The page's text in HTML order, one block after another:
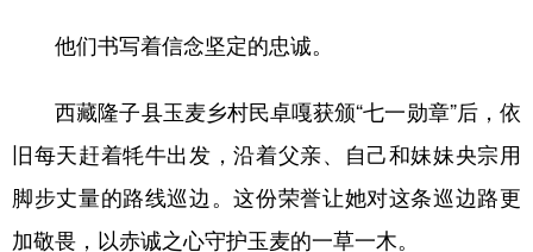
他们书写着信念坚定的忠诚。
西藏隆子县玉麦乡村民卓嘎获颁“七一勋章”后，依
旧每天赶着牦牛出发，沿着父亲、自己和妹妹央宗用
脚步丈量的路线巡边。这份荣誉让她对这条巡边路更
加敬畏，以赤诚之心守护玉麦的一草一木。